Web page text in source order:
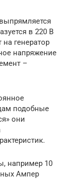
в 220 В
генератор
напряжение
–
подобные
они
например 10
Ампер